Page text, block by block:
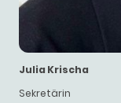
Julia Krischa
Sekretärin